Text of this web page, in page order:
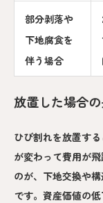
部分剥落や
下地腐食を
伴う場合
放置した場合
ひび割れを放置す
が変わって費用が
のが、下地交換や
です。資産価値の